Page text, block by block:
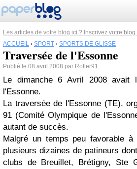
Les articles de votre blog ici ? Inscrivez votre blog
ACCUEIL › SPORT › SPORTS DE GLISSE
Traversée de l'Essonne
Publié le 08 avril 2008 par Roller91
Le dimanche 6 Avril 2008 avait
l'Essonne.
La traversée de l'Essonne (TE),
91 (Comité Olympique de
autant de succès.
Malgré un temps peu favorable
plusieurs dizaines de patineurs
clubs de Breuillet, Brétigny, Ste